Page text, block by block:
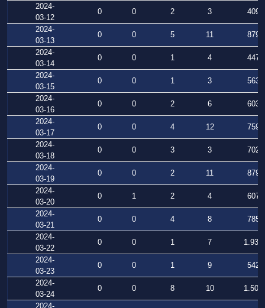
2024-
03-12
0 0 2 3
409
2024-
03-13
0 0 5 11
879
2024-
03-14
0 0 1 4
447
2024-
03-15
0 0 1 3
563
2024-
03-16
0 0 2 6
603
2024-
03-17
0 0 4 12
759
2024-
03-18
0 0 3 3
702
2024-
03-19
0 0 2 11
879
2024-
03-20
0 1 2 4
607
2024-
03-21
0 0 4 8
785
2024-
03-22
0 0 1 7
1.934
2024-
03-23
0 0 1 9
542
2024-
03-24
0 0 8 10
1.503
2024-